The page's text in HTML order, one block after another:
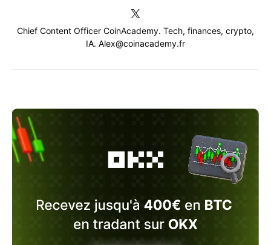
Chief Content Officer CoinAcademy. Tech, finances, crypto,
IA. Alex@coinacademy.fr